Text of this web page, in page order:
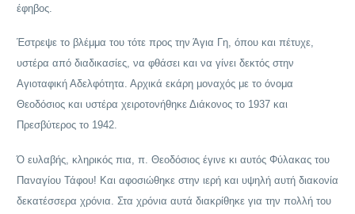
έφηβος.
Έστρεψε το βλέμμα του τότε προς την Άγια Γη, όπου και πέτυχε,
υστέρα από διαδικασίες, να φθάσει και να γίνει δεκτός στην
Αγιοταφική Αδελφότητα. Αρχικά εκάρη μοναχός με το όνομα
Θεοδόσιος και υστέρα χειροτονήθηκε Διάκονος το 1937 και
Πρεσβύτερος το 1942.
Ό ευλαβής, κληρικός πια, π. Θεοδόσιος έγινε κι αυτός Φύλακας του
Παναγίου Τάφου! Και αφοσιώθηκε στην ιερή και υψηλή αυτή διακονία
δεκατέσσερα χρόνια. Στα χρόνια αυτά διακρίθηκε για την πολλή του